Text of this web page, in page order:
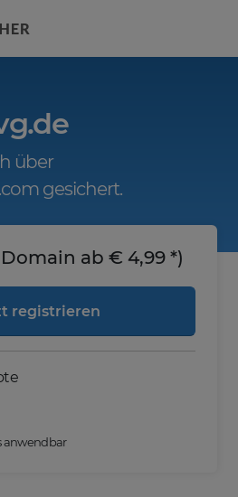
über
gesichert.
ab € 4,99 *)
registrieren
anwendbar